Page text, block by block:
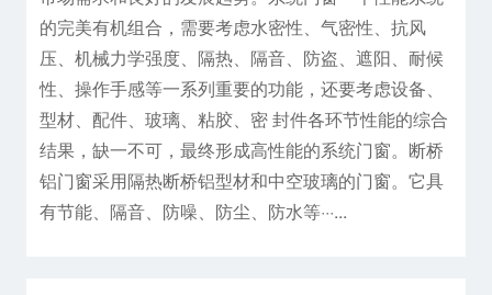
的完美有机组合，需要考虑水密性、气密性、抗风
压、机械力学强度、隔热、隔音、防盗、遮阳、耐候
性、操作手感等一系列重要的功能，还要考虑设备、
型材、配件、玻璃、粘胶、密 封件各环节性能的综合
结果，缺一不可，最终形成高性能的系统门窗。断桥
铝门窗采用隔热断桥铝型材和中空玻璃的门窗。它具
有节能、隔音、防噪、防尘、防水等···...